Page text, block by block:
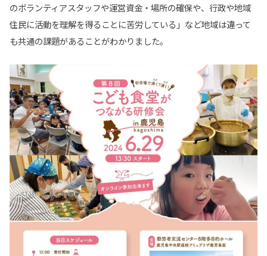
のボランティアスタッフや運営資金・場所の確保や、行政や地域
住民に活動を理解を得ることに苦労している」など地域は違って
も共通の課題があることがわかりました。